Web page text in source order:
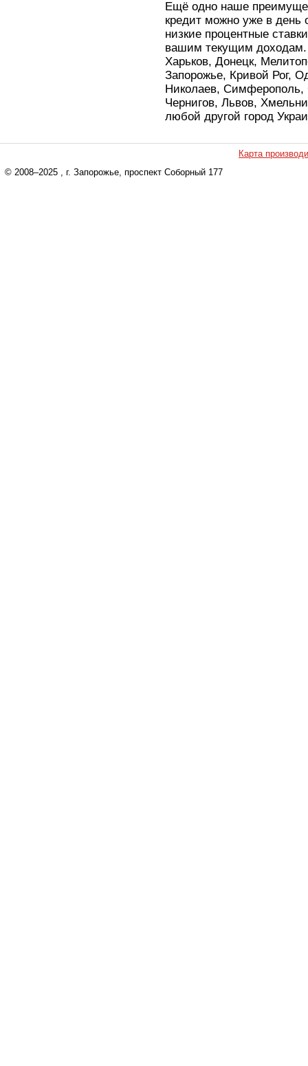
Ещё одно наше
кредит можно уже в
низкие процентные
вашим текущим доходам.
Харьков, Донецк,
Запорожье, Кривой Рог,
Николаев, Симферополь,
Чернигов, Львов,
любой другой город
Карта
© 2008–2025 , г. Запорожье, проспект Соборный 177